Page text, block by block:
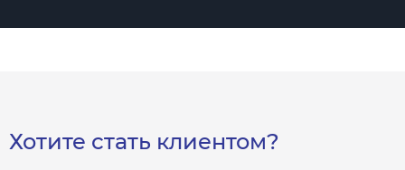
Хотите стать клиентом?